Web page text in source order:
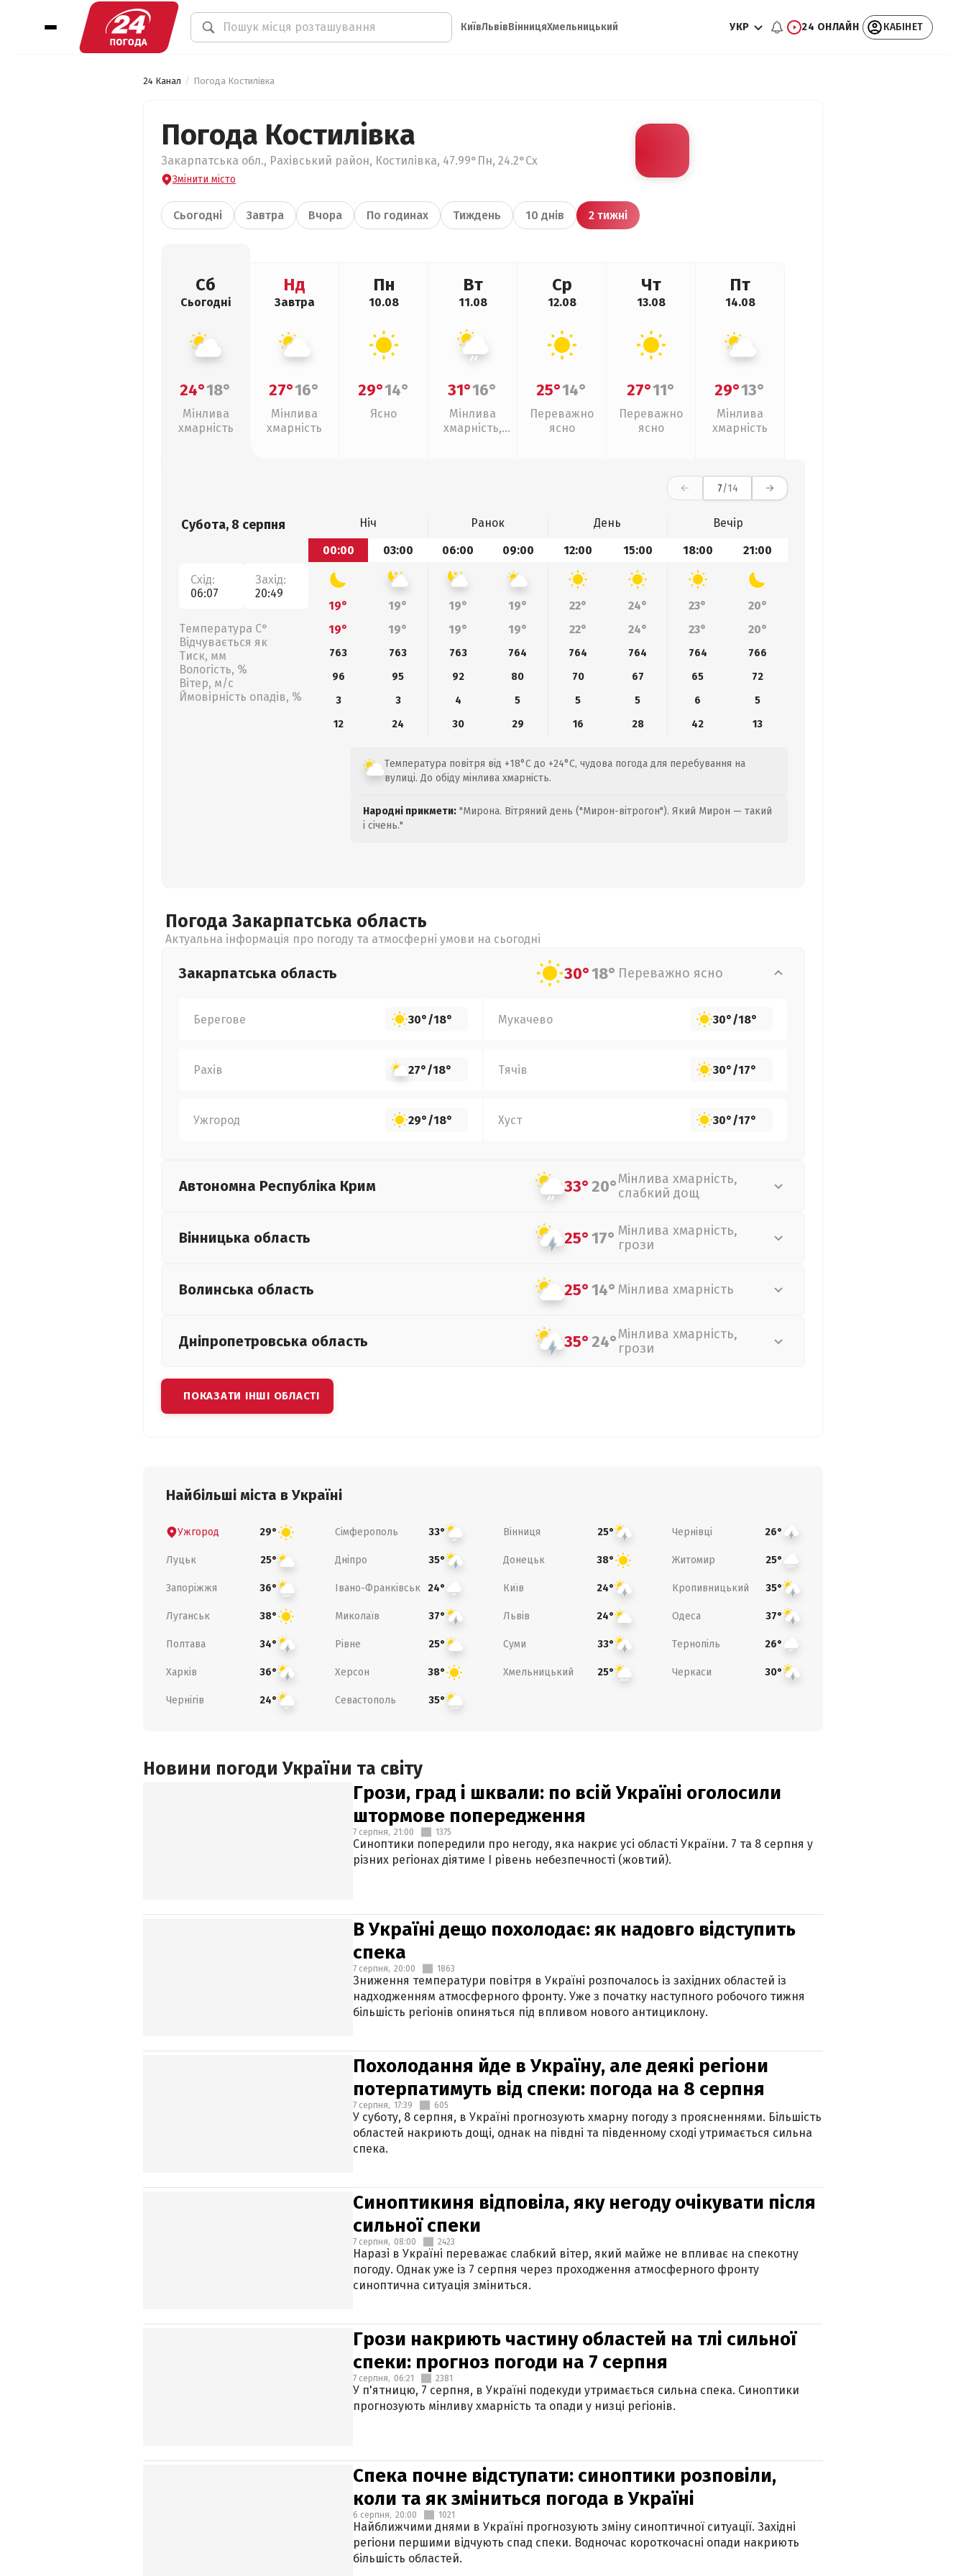
КиївЛьвівВінницяХмельницький УКР 24 ОНЛАЙН КАБІНЕТ
24 Канал Погода Костилівка
Погода Костилівка
Закарпатська обл., Рахівський район, Костилівка, 47.99°Пн, 24.2°Сх
Змінити місто
Сьогодні Завтра Вчора По годинах Тиждень 10 днів 2 тижні
Сб
Сьогодні
24°18°
Мінлива
хмарність
Нд
Завтра
27°16°
Мінлива
хмарність
Пн
10.08
29°14°
Ясно
Вт
11.08
31°16°
Мінлива
хмарність,
Ср
12.08
25°14°
Переважно
ясно
Чт
13.08
27°11°
Переважно
ясно
Пт
14.08
29°13°
Мінлива
хмарність
7/14
Субота, 8 серпня
Схід:
06:07
Захід:
20:49
Температура С°
Відчувається як
Тиск, мм
Вологість, %
Вітер, м/с
Ймовірність опадів, %
Ніч Ранок День
Вечір
00:00
03:00 06:00 09:00 12:00 15:00 18:00 21:00
19° 19° 19° 19° 22° 24° 23°
20°
19°
19° 19° 19° 22° 24° 23° 20°
763 763 763 764 764 764 764
766
96
95 92 80 70 67 65
72
3
3 4 5 5 5 6
5
12
24 30 29 16 28 42 13
Температура повітря від +18°C до +24°C, чудова погода для перебування на
вулиці. До обіду мінлива хмарність.
Народні прикмети: "Мирона. Вітряний день ("Мирон-вітрогон"). Який Мирон — такий
і січень."
Погода Закарпатська область
Актуальна інформація про погоду та атмосферні умови на сьогодні
Закарпатська область 30°18° Переважно ясно
Берегове 30°/18° Мукачево 30°/18°
Рахів 27°/18° Тячів 30°/17°
Ужгород 29°/18° Хуст 30°/17°
Автономна Республіка Крим 33°20°Мінлива хмарність,
слабкий дощ
Вінницька область 25°17° Мінлива хмарність,
грози
Волинська область 25°14° Мінлива хмарність
Дніпропетровська область 35°24°Мінлива хмарність,
грози
ПОКАЗАТИ ІНШІ ОБЛАСТІ
Найбільші міста в Україні
Ужгород 29° Сімферополь 33° Вінниця 25° Чернівці 26°
Луцьк 25° Дніпро 35° Донецьк 38° Житомир 25°
Запоріжжя 36° Івано-Франківськ 24° Київ 24° Кропивницький 35°
Луганськ 38° Миколаїв 37° Львів 24° Одеса 37°
Полтава 34° Рівне 25° Суми 33° Тернопіль 26°
Харків 36° Херсон 38° Хмельницький 25° Черкаси 30°
Чернігів 24° Севастополь 35°
Новини погоди України та світу
Грози, град і шквали: по всій Україні оголосили
штормове попередження
7 серпня, 21:00 1375
Синоптики попередили про негоду, яка накриє усі області України. 7 та 8 серпня у
різних регіонах діятиме І рівень небезпечності (жовтий).
В Україні дещо похолодає: як надовго відступить
спека
7 серпня, 20:00 1863
Зниження температури повітря в Україні розпочалось із західних областей із
надходженням атмосферного фронту. Уже з початку наступного робочого тижня
більшість регіонів опиняться під впливом нового антициклону.
Похолодання йде в Україну, але деякі регіони
потерпатимуть від спеки: погода на 8 серпня
7 серпня, 17:39 605
У суботу, 8 серпня, в Україні прогнозують хмарну погоду з проясненнями. Більшість
областей накриють дощі, однак на півдні та південному сході утримається сильна
спека.
Синоптикиня відповіла, яку негоду очікувати після
сильної спеки
7 серпня, 08:00 2423
Наразі в Україні переважає слабкий вітер, який майже не впливає на спекотну
погоду. Однак уже із 7 серпня через проходження атмосферного фронту
синоптична ситуація зміниться.
Грози накриють частину областей на тлі сильної
спеки: прогноз погоди на 7 серпня
7 серпня, 06:21 2381
У п'ятницю, 7 серпня, в Україні подекуди утримається сильна спека. Синоптики
прогнозують мінливу хмарність та опади у низці регіонів.
Спека почне відступати: синоптики розповіли,
коли та як зміниться погода в Україні
6 серпня, 20:00 1021
Найближчими днями в Україні прогнозують зміну синоптичної ситуації. Західні
регіони першими відчують спад спеки. Водночас короткочасні опади накриють
більшість областей.